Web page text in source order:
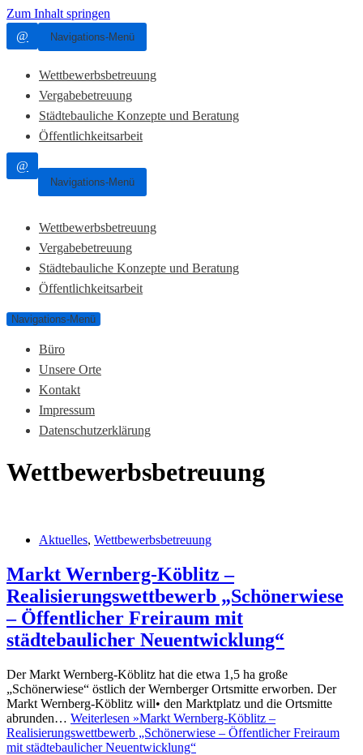
Zum Inhalt springen
@
Navigations-Menü
Wettbewerbsbetreuung
Vergabebetreuung
Städtebauliche Konzepte und Beratung
Öffentlichkeitsarbeit
@
Navigations-Menü
Wettbewerbsbetreuung
Vergabebetreuung
Städtebauliche Konzepte und Beratung
Öffentlichkeitsarbeit
Navigations-Menü
Büro
Unsere Orte
Kontakt
Impressum
Datenschutzerklärung
Wettbewerbsbetreuung
Aktuelles, Wettbewerbsbetreuung
Markt Wernberg-Köblitz –
Realisierungswettbewerb „Schönerwiese
– Öffentlicher Freiraum mit
städtebaulicher Neuentwicklung“
Der Markt Wernberg-Köblitz hat die etwa 1,5 ha große
„Schönerwiese“ östlich der Wernberger Ortsmitte erworben. Der
Markt Wernberg-Köblitz will• den Marktplatz und die Ortsmitte
abrunden… Weiterlesen »Markt Wernberg-Köblitz –
Realisierungswettbewerb „Schönerwiese – Öffentlicher Freiraum
mit städtebaulicher Neuentwicklung“